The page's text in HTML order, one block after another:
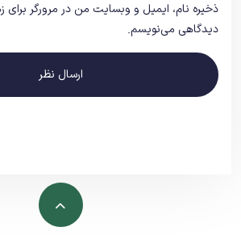
ذخیره نام، ایمیل و وبسایت من در مرورگر برای
دیدگاهی می‌نویسم.
ارسال نظر